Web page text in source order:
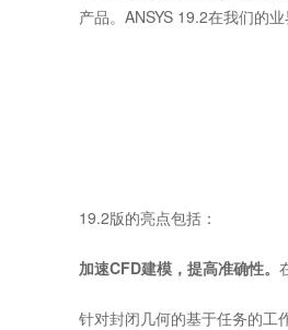
产品。ANSYS 19.2在我们的
19.2版的亮点包括：
加速CFD建模，提高准确性。
针对封闭几何的基于任务的工